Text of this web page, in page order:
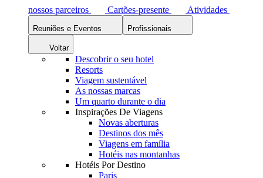
nossos parceiros
Cartões-presente Atividades
Reuniões e Eventos Profissionais
Voltar
Descobrir o seu hotel
Resorts
Viagem sustentável
As nossas marcas
Um quarto durante o dia
Inspirações De Viagens
Novas aberturas
Destinos dos mês
Viagens em família
Hotéis nas montanhas
Hotéis Por Destino
Paris